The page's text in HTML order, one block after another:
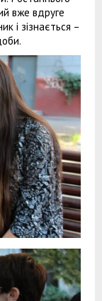
вже вдруге
і зізнається –